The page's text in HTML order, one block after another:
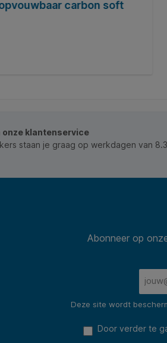
carbon soft
onze klantenservice
staan je graag op werkdagen van
Abonneer op
Deze site wordt
Door verder te